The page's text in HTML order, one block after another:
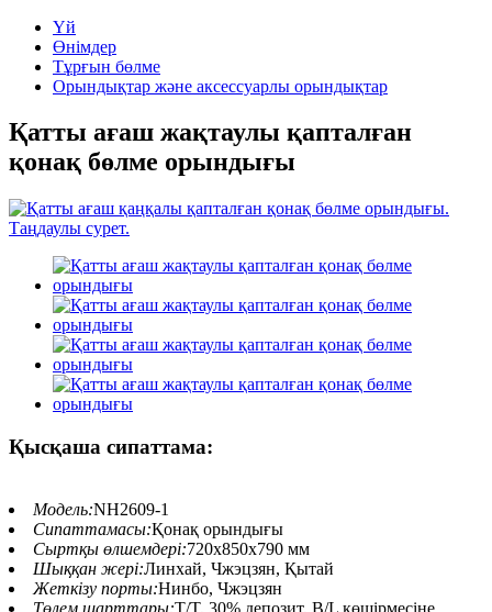
Үй
Өнімдер
Тұрғын бөлме
Орындықтар және аксессуарлы орындықтар
Қатты ағаш жақтаулы қапталған
қонақ бөлме орындығы
Қысқаша сипаттама:
Модель:NH2609-1
Сипаттамасы:Қонақ орындығы
Сыртқы өлшемдері:720x850x790 мм
Шыққан жері:Линхай, Чжэцзян, Қытай
Жеткізу порты:Нинбо, Чжэцзян
Төлем шарттары:T/T, 30% депозит, B/L көшірмесіне